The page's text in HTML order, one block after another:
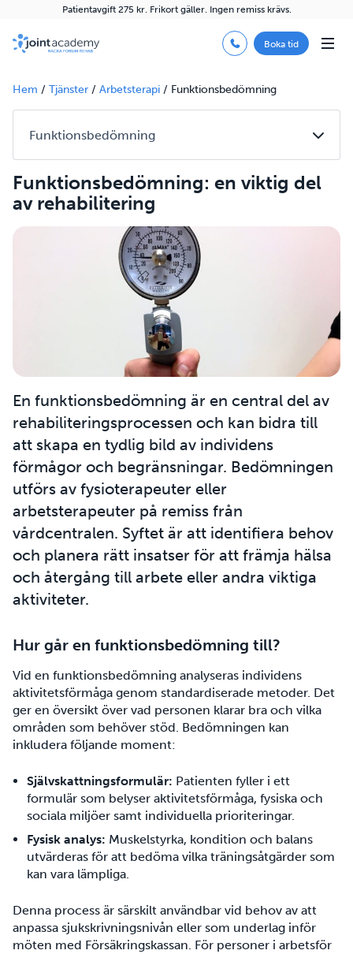
Patientavgift 275 kr. Frikort gäller. Ingen remiss krävs.
Boka tid
Hem / Tjänster / Arbetsterapi / Funktionsbedömning
Funktionsbedömning: en viktig del
av rehabilitering
En funktionsbedömning är en central del av
rehabiliteringsprocessen och kan bidra till
att skapa en tydlig bild av individens
förmågor och begränsningar. Bedömningen
utförs av fysioterapeuter eller
arbetsterapeuter på remiss från
vårdcentralen. Syftet är att identifiera behov
och planera rätt insatser för att främja hälsa
och återgång till arbete eller andra viktiga
aktiviteter.
Hur går en funktionsbedömning till?
Vid en funktionsbedömning analyseras individens
aktivitetsförmåga genom standardiserade metoder. Det
ger en översikt över vad personen klarar bra och vilka
områden som behöver stöd. Bedömningen kan
inkludera följande moment:
Självskattningsformulär: Patienten fyller i ett
formulär som belyser aktivitetsförmåga, fysiska och
sociala miljöer samt individuella prioriteringar.
Fysisk analys: Muskelstyrka, kondition och balans
utvärderas för att bedöma vilka träningsåtgärder som
kan vara lämpliga.
Denna process är särskilt användbar vid behov av att
anpassa sjukskrivningsnivån eller som underlag inför
möten med Försäkringskassan. För personer i arbetsför